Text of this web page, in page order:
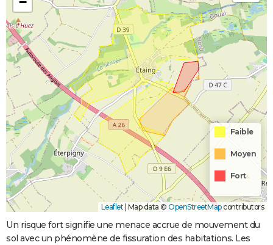
Faible
Moyen
Fort
Leaflet | Map data © OpenStreetMapcontributors
Un risque fort signifie une menace accrue de mouvement du
sol avec un phénomène de fissuration des habitations. Les